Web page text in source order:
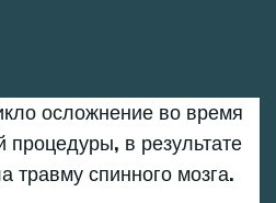
осложнение во время
в результате
травму спинного мозга.